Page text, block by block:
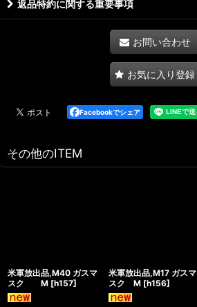
返品特約に関する重要事項
お問い合わせ
お気に入り登録
Facebookでシェア
その他のITEM
米軍放出品,M40 ガスマ
スク M [h157]
米軍放出品,M17 ガスマ
スク M [h156]